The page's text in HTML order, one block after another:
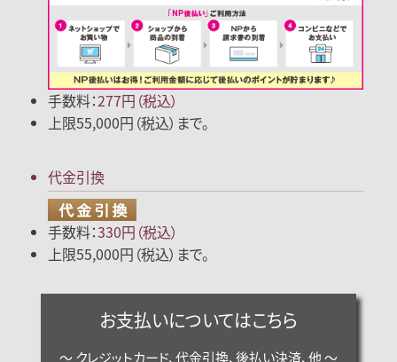
手数料：277円（税込）
上限55,000円（税込）まで。
代金引換
手数料：330円（税込）
上限55,000円（税込）まで。
お支払いについてはこちら
～ クレジットカード、代金引換、後払い決済、他 ～